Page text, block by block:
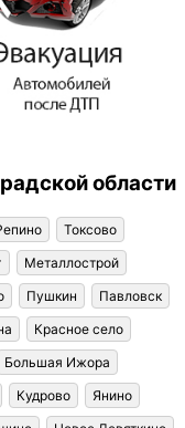
области
Токсово
Металлострой
Пушкин
Павловск
Красное село
Большая Ижора
Кудрово
Янино